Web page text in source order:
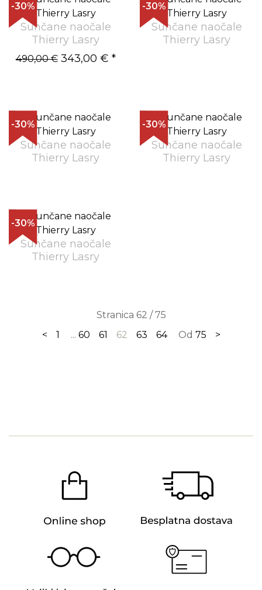
-30%
Sunčane naočale
Thierry Lasry
490,00 €343,00 € *
-30%
Sunčane naočale
Thierry Lasry
-30%
Sunčane naočale
Thierry Lasry
-30%
Sunčane naočale
Thierry Lasry
-30%
Sunčane naočale
Thierry Lasry
Stranica 62 / 75
<
1 ... 60 61 62 63 64 Od 75 >